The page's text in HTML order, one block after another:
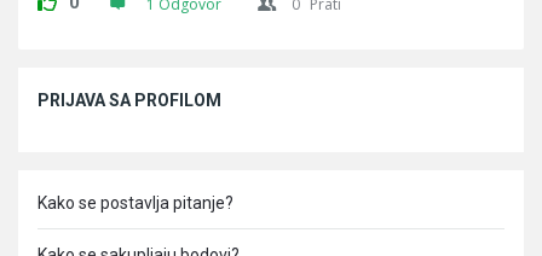
1 Odgovor 0 Prati
PRIJAVA SA PROFILOM
Kako se postavlja pitanje?